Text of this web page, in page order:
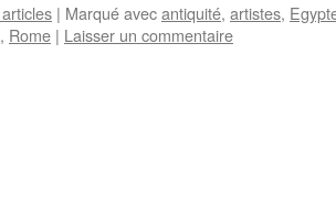
| Marqué avecantiquité, artistes,
, Rome | Laisser un commentaire